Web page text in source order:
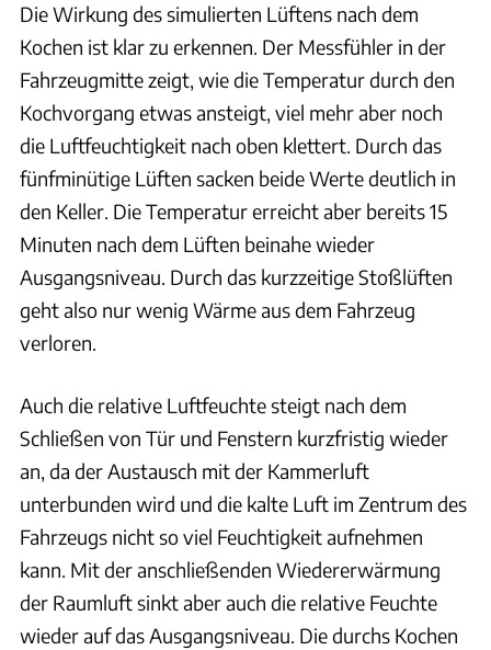
Die Wirkung des simulierten Lüftens nach dem
Kochen ist klar zu erkennen. Der Messfühler in der
Fahrzeugmitte zeigt, wie die Temperatur durch den
Kochvorgang etwas ansteigt, viel mehr aber noch
die Luftfeuchtigkeit nach oben klettert. Durch das
fünfminütige Lüften sacken beide Werte deutlich in
den Keller. Die Temperatur erreicht aber bereits 15
Minuten nach dem Lüften beinahe wieder
Ausgangsniveau. Durch das kurzzeitige Stoßlüften
geht also nur wenig Wärme aus dem Fahrzeug
verloren.
Auch die relative Luftfeuchte steigt nach dem
Schließen von Tür und Fenstern kurzfristig wieder
an, da der Austausch mit der Kammerluft
unterbunden wird und die kalte Luft im Zentrum des
Fahrzeugs nicht so viel Feuchtigkeit aufnehmen
kann. Mit der anschließenden Wiedererwärmung
der Raumluft sinkt aber auch die relative Feuchte
wieder auf das Ausgangsniveau. Die durchs Kochen